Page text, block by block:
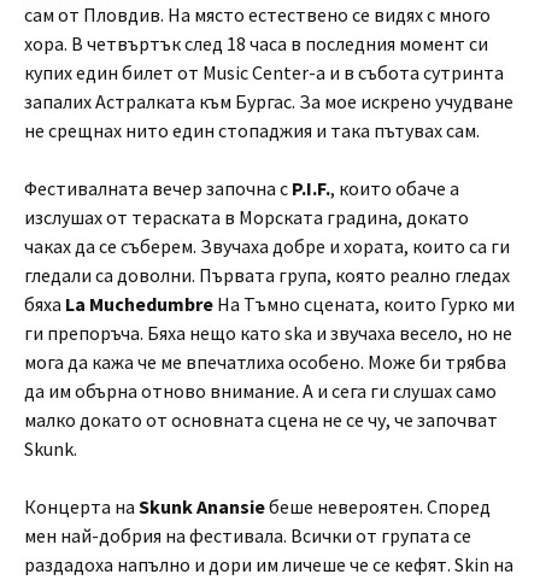
сам от Пловдив. На място естествено се видях с много
хора. В четвъртък след 18 часа в последния момент си
купих един билет от Music Center-а и в събота сутринта
запалих Астралката към Бургас. За мое искрено учудване
не срещнах нито един стопаджия и така пътувах сам.
Фестивалната вечер започна с P.I.F., които обаче а
изслушах от тераската в Морската градина, докато
чаках да се съберем. Звучаха добре и хората, които са ги
гледали са доволни. Първата група, която реално гледах
бяха La Muchedumbre На Тъмно сцената, които Гурко ми
ги препоръча. Бяха нещо като ska и звучаха весело, но не
мога да кажа че ме впечатлиха особено. Може би трябва
да им обърна отново внимание. А и сега ги слушах само
малко докато от основната сцена не се чу, че започват
Skunk.
Концерта на Skunk Anansieбеше невероятен. Според
мен най-добрия на фестивала. Всички от групата се
раздадоха напълно и дори им личеше че се кефят. Skin на